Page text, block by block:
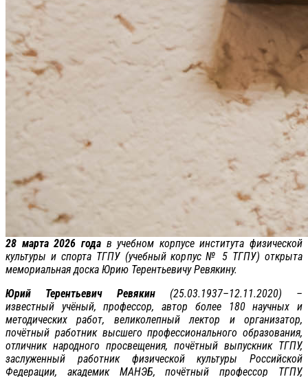
28 марта 2026 года в учебном корпусе института физической
культуры и спорта ТГПУ (учебный корпус № 5 ТГПУ) открыта
мемориальная доска Юрию Терентьевичу Ревякину.
Юрий Терентьевич Ревякин (25.03.1937–12.11.2020) –
известный учёный, профессор, автор более 180 научных и
методических работ, великолепный лектор и организатор,
почётный работник высшего профессионального образования,
отличник народного просвещения, почётный выпускник ТГПУ,
заслуженный работник физической культуры Российской
Федерации, академик МАНЭБ, почётный профессор ТГПУ,